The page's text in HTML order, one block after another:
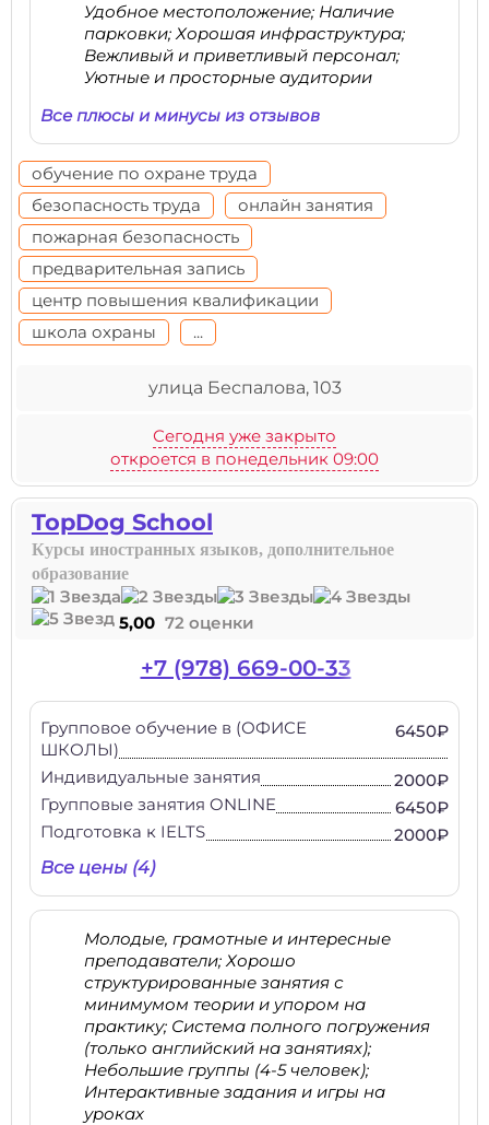
Удобное местоположение; Наличие
парковки; Хорошая инфраструктура;
Вежливый и приветливый персонал;
Уютные и просторные аудитории
Все плюсы и минусы из отзывов
обучение по охране труда
безопасность труда
онлайн занятия
пожарная безопасность
предварительная запись
центр повышения квалификации
школа охраны
...
улица Беспалова, 103
Сегодня уже закрыто
откроется в понедельник 09:00
TopDog School
Курсы иностранных языков, дополнительное
образование
5,00 72 оценки
+7 (978) 669-00-33
Групповое обучение в (ОФИСЕ
ШКОЛЫ)
6450₽
Индивидуальные занятия
2000₽
Групповые занятия ONLINE
6450₽
Подготовка к IELTS
2000₽
Все цены (4)
Молодые, грамотные и интересные
преподаватели; Хорошо
структурированные занятия с
минимумом теории и упором на
практику; Система полного погружения
(только английский на занятиях);
Небольшие группы (4-5 человек);
Интерактивные задания и игры на
уроках